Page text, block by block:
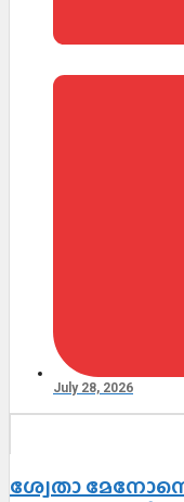
July 28, 2026
ശ്വേതാ